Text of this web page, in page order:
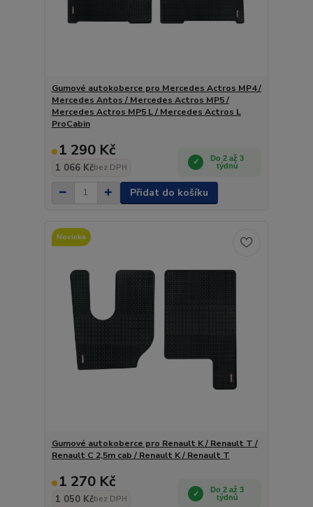
Gumové autokoberce pro Mercedes Actros MP4 /
Mercedes Antos / Mercedes Actros MP5 /
Mercedes Actros MP5 L / Mercedes Actros L
ProCabin
1 290 Kč
1 066 Kčbez DPH
Do 2 až 3
týdnů
Přidat do košíku
Novinka
Gumové autokoberce pro Renault K / Renault T /
Renault C 2,5m cab / Renault K / Renault T
1 270 Kč
1 050 Kčbez DPH
Do 2 až 3
týdnů